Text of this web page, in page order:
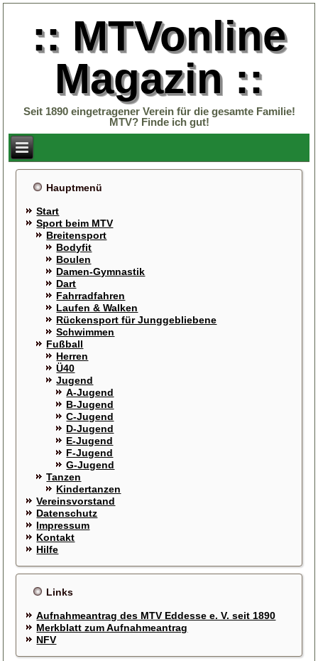
:: MTVonline
Magazin ::
Seit 1890 eingetragener Verein für die gesamte Familie!
MTV? Finde ich gut!
Hauptmenü
Start
Sport beim MTV
Breitensport
Bodyfit
Boulen
Damen-Gymnastik
Dart
Fahrradfahren
Laufen & Walken
Rückensport für Junggebliebene
Schwimmen
Fußball
Herren
Ü40
Jugend
A-Jugend
B-Jugend
C-Jugend
D-Jugend
E-Jugend
F-Jugend
G-Jugend
Tanzen
Kindertanzen
Vereinsvorstand
Datenschutz
Impressum
Kontakt
Hilfe
Links
Aufnahmeantrag des MTV Eddesse e. V. seit 1890
Merkblatt zum Aufnahmeantrag
NFV